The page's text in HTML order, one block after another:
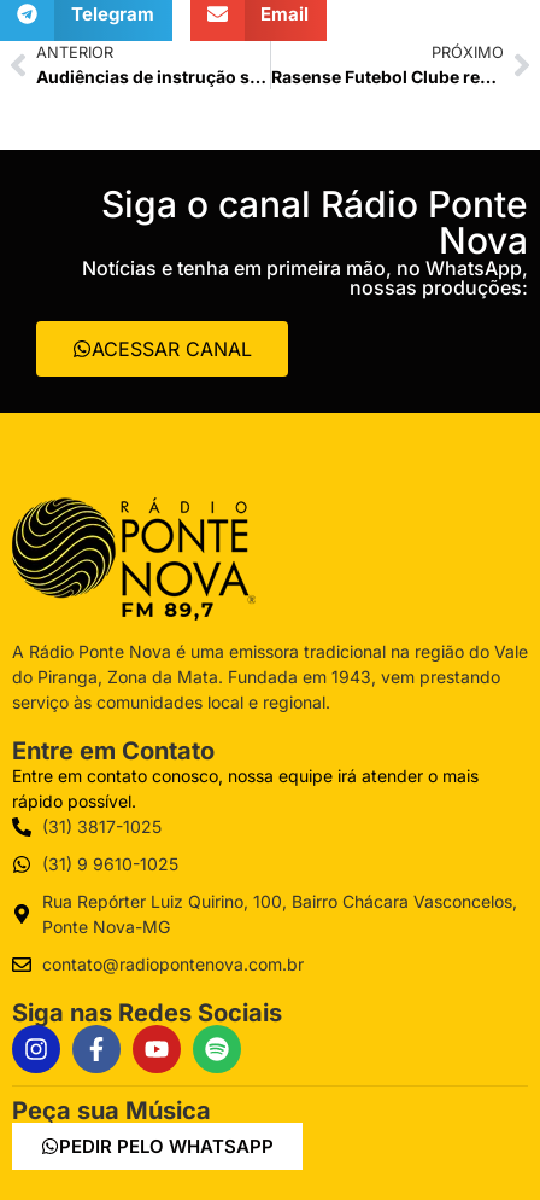
Telegram Email
ANTERIOR
Audiências de instrução sobre o rompimento da barragem de Mariana acontecem essa semana
PRÓXIMO
Rasense Futebol Clube recebe doação de materiais esportivos da Laticínios Porto Alegre
‎Siga o canal Rádio Ponte
Nova
Notícias e tenha em primeira mão, no WhatsApp,
nossas produções:
ACESSAR CANAL
A Rádio Ponte Nova é uma emissora tradicional na região do Vale
do Piranga, Zona da Mata. Fundada em 1943, vem prestando
serviço às comunidades local e regional.
Entre em Contato
Entre em contato conosco, nossa equipe irá atender o mais
rápido possível.
(31) 3817-1025
(31) 9 9610-1025
Rua Repórter Luiz Quirino, 100, Bairro Chácara Vasconcelos,
Ponte Nova-MG
contato@radiopontenova.com.br
Siga nas Redes Sociais
Peça sua Música
PEDIR PELO WHATSAPP